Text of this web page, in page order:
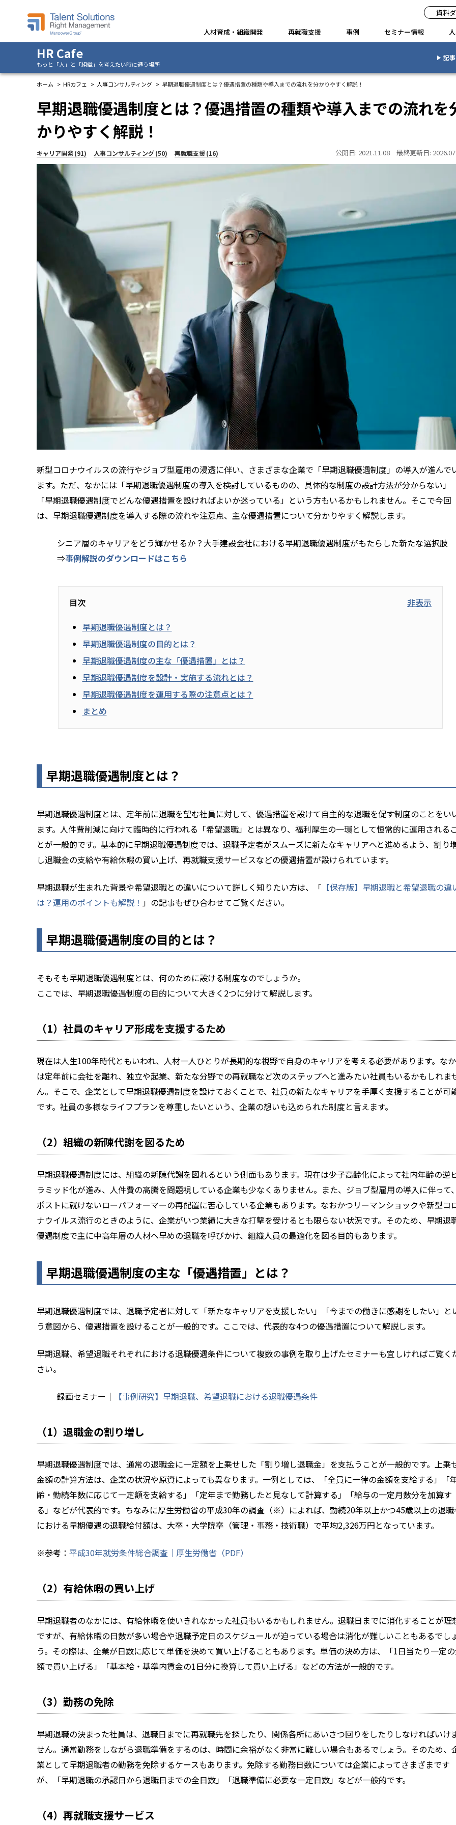
資料
人材育成・組織開発
再就職支援 事例 セミナー情報
HR Cafe
もっと「人」と「組織」を考えたい時に通う場所
記
ホーム HRカフェ 人事コンサルティング 早期退職優遇制度とは？優遇措置の種類や導入までの流れを分かりやすく解説！
早期退職優遇制度とは？優遇措置の種類や導入までの流れを
かりやすく解説！
キャリア開発(91) 人事コンサルティング(50) 再就職支援(16) 公開日: 2021.11.08 最終更新日:
新型コロナウイルスの流行やジョブ型雇用の浸透に伴い、さまざまな企業で「早期退職優遇制度」の導入が進んで
ます。ただ、なかには「早期退職優遇制度の導入を検討しているものの、具体的な制度の設計方法が分からない」
「早期退職優遇制度でどんな優遇措置を設ければよいか迷っている」という方もいるかもしれません。そこで今回
は、早期退職優遇制度を導入する際の流れや注意点、主な優遇措置について分かりやすく解説します。
シニア層のキャリアをどう輝かせるか？大手建設会社における早期退職優遇制度がもたらした新たな選択肢
⇒事例解説のダウンロードはこちら
目次
非表示
早期退職優遇制度とは？
早期退職優遇制度の目的とは？
早期退職優遇制度の主な「優遇措置」とは？
早期退職優遇制度を設計・実施する流れとは？
早期退職優遇制度を運用する際の注意点とは？
まとめ
早期退職優遇制度とは？
早期退職優遇制度とは、定年前に退職を望む社員に対して、優遇措置を設けて自主的な退職を促す制度のことをい
ます。人件費削減に向けて臨時的に行われる「希望退職」とは異なり、福利厚生の一環として恒常的に運用される
とが一般的です。基本的に早期退職優遇制度では、退職予定者がスムーズに新たなキャリアへと進めるよう、割り
し退職金の支給や有給休暇の買い上げ、再就職支援サービスなどの優遇措置が設けられています。
早期退職が生まれた背景や希望退職との違いについて詳しく知りたい方は、「 【保存版】早期退職と希望退職の違
は？運用のポイントも解説！ 」の記事もぜひ合わせてご覧ください。
早期退職優遇制度の目的とは？
そもそも早期退職優遇制度とは、何のために設ける制度なのでしょうか。
ここでは、早期退職優遇制度の目的について大きく2つに分けて解説します。
（1）社員のキャリア形成を支援するため
現在は人生100年時代ともいわれ、人材一人ひとりが長期的な視野で自身のキャリアを考える必要があります。な
は定年前に会社を離れ、独立や起業、新たな分野での再就職など次のステップへと進みたい社員もいるかもしれま
ん。そこで、企業として早期退職優遇制度を設けておくことで、社員の新たなキャリアを手厚く支援することが可
です。社員の多様なライフプランを尊重したいという、企業の想いも込められた制度と言えます。
（2）組織の新陳代謝を図るため
早期退職優遇制度には、組織の新陳代謝を図れるという側面もあります。現在は少子高齢化によって社内年齢の逆
ラミッド化が進み、人件費の高騰を問題視している企業も少なくありません。また、ジョブ型雇用の導入に伴って、
ポストに就けないローパフォーマーの再配置に苦心している企業もあります。なおかつリーマンショックや新型コ
ナウイルス流行のときのように、企業がいつ業績に大きな打撃を受けるとも限らない状況です。そのため、早期退
優遇制度で主に中高年層の人材へ早めの退職を呼びかけ、組織人員の最適化を図る目的もあります。
早期退職優遇制度の主な「優遇措置」とは？
早期退職優遇制度では、退職予定者に対して「新たなキャリアを支援したい」「今までの働きに感謝をしたい」と
う意図から、優遇措置を設けることが一般的です。ここでは、代表的な4つの優遇措置について解説します。
早期退職、希望退職それぞれにおける退職優遇条件について複数の事例を取り上げたセミナーも宜しければご覧く
さい。
録画セミナー｜ 【事例研究】早期退職、希望退職における退職優遇条件
（1）退職金の割り増し
早期退職優遇制度では、通常の退職金に一定額を上乗せした「割り増し退職金」を支払うことが一般的です。上乗
金額の計算方法は、企業の状況や原資によっても異なります。一例としては、「全員に一律の金額を支給する」「
齢・勤続年数に応じて一定額を支給する」「定年まで勤務したと見なして計算する」「給与の一定月数分を加算す
る」などが代表的です。ちなみに厚生労働省の平成30年の調査（※）によれば、勤続20年以上かつ45歳以上の退
における早期優遇の退職給付額は、大卒・大学院卒（管理・事務・技術職）で平均2,326万円となっています。
※参考： 平成30年就労条件総合調査｜厚生労働省（PDF）
（2）有給休暇の買い上げ
早期退職者のなかには、有給休暇を使いきれなかった社員もいるかもしれません。退職日までに消化することが理
ですが、有給休暇の日数が多い場合や退職予定日のスケジュールが迫っている場合は消化が難しいこともあるでし
う。その際は、企業が日数に応じて単価を決めて買い上げることもあります。単価の決め方は、「1日当たり一定
額で買い上げる」「基本給・基準内賃金の1日分に換算して買い上げる」などの方法が一般的です。
（3）勤務の免除
早期退職の決まった社員は、退職日までに再就職先を探したり、関係各所にあいさつ回りをしたりしなければいけ
せん。通常勤務をしながら退職準備をするのは、時間に余裕がなく非常に難しい場合もあるでしょう。そのため、
業として早期退職者の勤務を免除するケースもあります。免除する勤務日数については企業によってさまざまです
が、「早期退職の承認日から退職日までの全日数」「退職準備に必要な一定日数」などが一般的です。
（4）再就職支援サービス